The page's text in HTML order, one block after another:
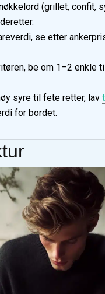
(grillet, confit,
se etter
be om 1–2 enkle
syre til fete retter, lav
for bordet.